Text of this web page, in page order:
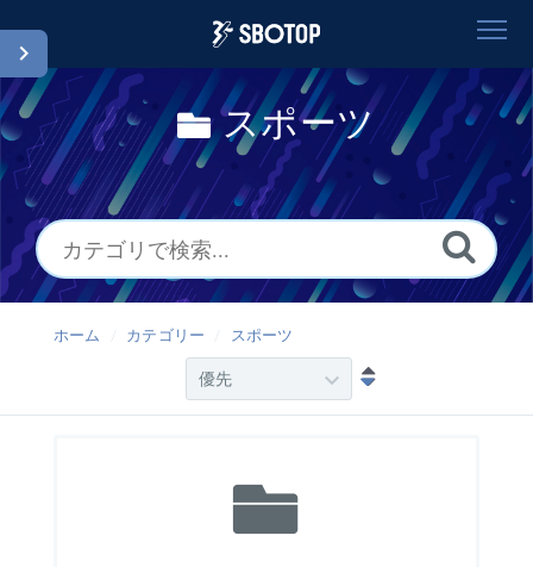
ホーム
検索
用語集
Japanese
スポーツ
ホーム カテゴリー スポーツ